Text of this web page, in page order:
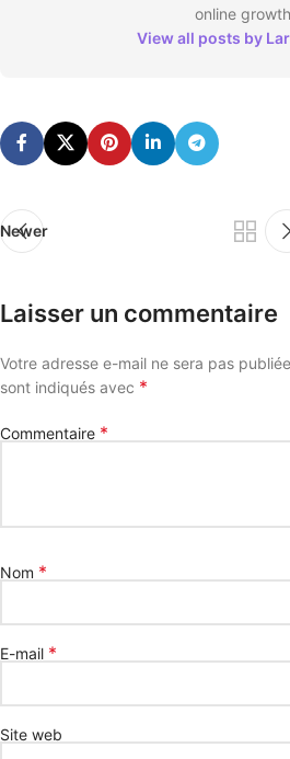
online
View all posts by
Newer
Laisser un commentaire
Votre adresse e-mail ne sera pas
sont indiqués avec *
Commentaire *
Nom *
E-mail *
Site web